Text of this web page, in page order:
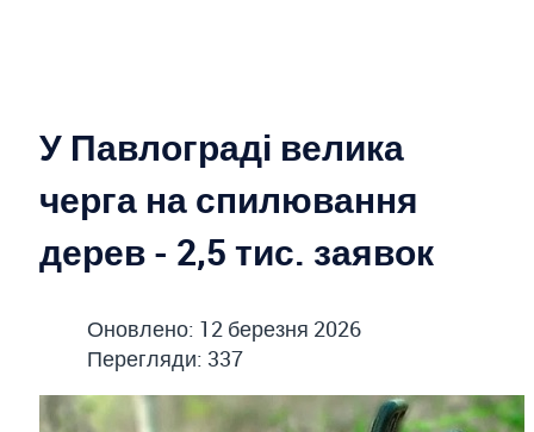
У Павлограді велика
черга на спилювання
дерев - 2,5 тис. заявок
Оновлено: 12 березня 2026
Перегляди: 337